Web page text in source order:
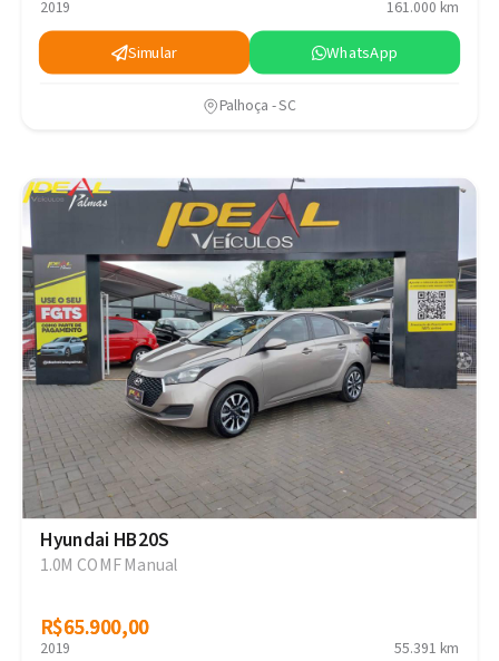
2019 161.000 km
Simular WhatsApp
Palhoça - SC
Hyundai HB20S
1.0M COMF Manual
R$65.900,00
R$65.900,00
2019 55.391 km